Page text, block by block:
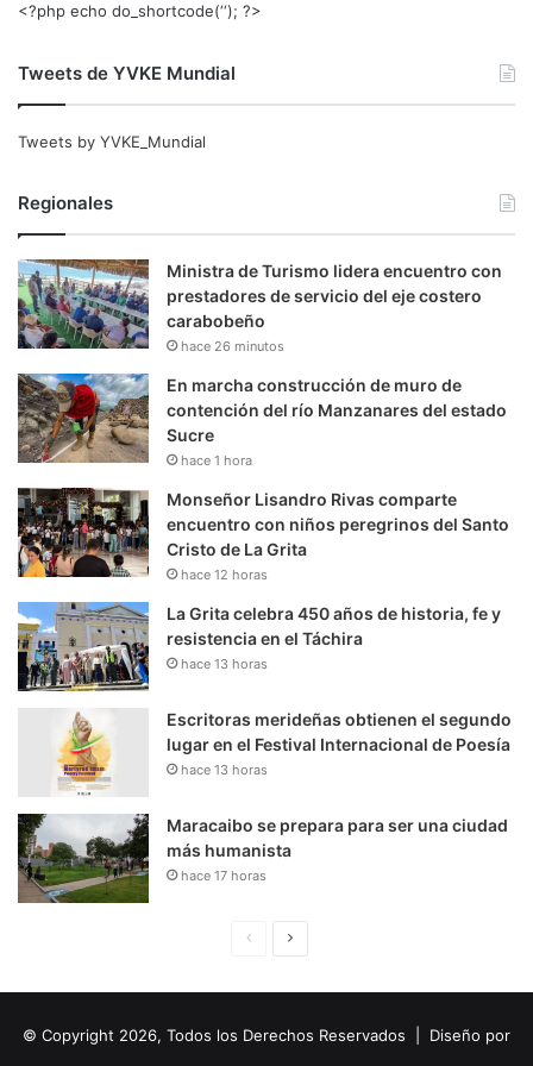
<?php echo do_shortcode(‘‘); ?>
Tweets de YVKE Mundial
Tweets by YVKE_Mundial
Regionales
Ministra de Turismo lidera encuentro con
prestadores de servicio del eje costero
carabobeño
hace 26 minutos
En marcha construcción de muro de
contención del río Manzanares del estado
Sucre
hace 1 hora
Monseñor Lisandro Rivas comparte
encuentro con niños peregrinos del Santo
Cristo de La Grita
hace 12 horas
La Grita celebra 450 años de historia, fe y
resistencia en el Táchira
hace 13 horas
Escritoras merideñas obtienen el segundo
lugar en el Festival Internacional de Poesía
hace 13 horas
Maracaibo se prepara para ser una ciudad
más humanista
hace 17 horas
i
u
© Copyright 2026, Todos los Derechos Reservados | Diseño por